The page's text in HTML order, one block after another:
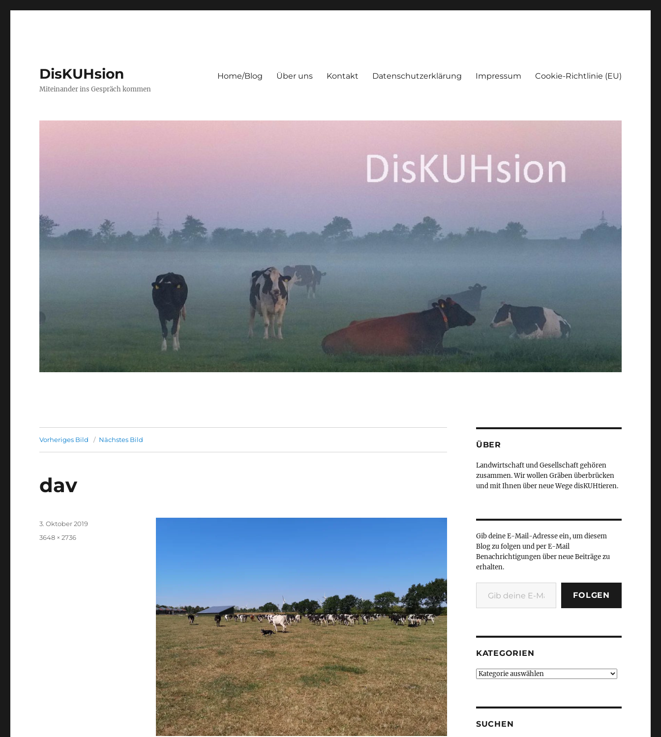
DisKUHsion
Miteinander ins Gespräch kommen
Home/Blog Über uns Kontakt Datenschutzerklärung Impressum Cookie-Richtlinie (EU)
Vorheriges Bild Nächstes Bild
dav
Veröffentlicht
3. Oktober 2019
Volle
3648 × 2736
ÜBER
Landwirtschaft und Gesellschaft gehören
zusammen. Wir wollen Gräben überbrücken
und mit Ihnen über neue Wege disKUHtieren.
Gib deine E-Mail-Adresse ein, um diesem
Blog zu folgen und per E-Mail
Benachrichtigungen über neue Beiträge zu
erhalten.
Gib deine E-Mail-Adresse ein ...
FOLGEN
KATEGORIEN
Kategorien
SUCHEN